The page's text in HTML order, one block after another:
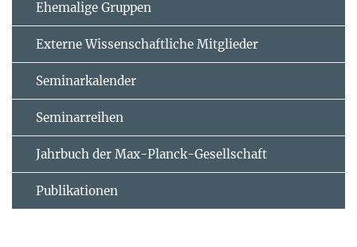
Ehemalige Gruppen
Externe Wissenschaftliche Mitglieder
Seminarkalender
Seminarreihen
Jahrbuch der Max-Planck-Gesellschaft
Publikationen